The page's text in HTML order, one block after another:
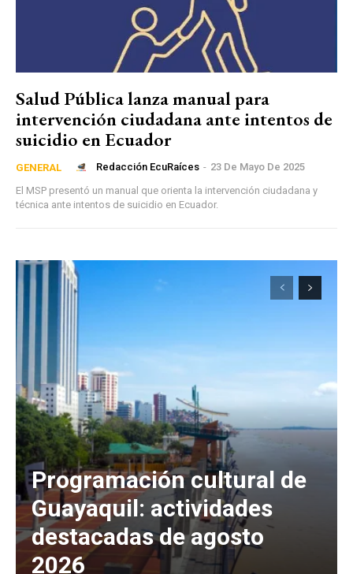
Salud Pública lanza manual para
intervención ciudadana ante intentos de
suicidio en Ecuador
GENERAL Redacción EcuRaíces - 23 De Mayo De 2025
El MSP presentó un manual que orienta la intervención ciudadana y
técnica ante intentos de suicidio en Ecuador.
Programación cultural de
Guayaquil: actividades
destacadas de agosto
2026